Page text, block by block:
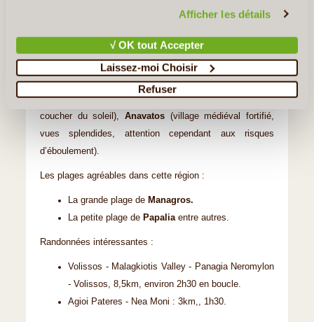
Afficher les détails
√ OK tout Accepter
Laissez-moi Choisir
Refuser
dominé par son Kastro médiéval, en ne manquant pas les
pauses suivantes :
Avgonyma(petit village adorable au bout duquel se
trouve un paysage dominant la forêt et la mer, très beau
coucher du soleil), Anavatos (village médiéval fortifié,
vues splendides, attention cependant aux risques
d’éboulement).
Les plages agréables dans cette région :
La grande plage de Managros.
La petite plage de Papaliaentre autres.
Randonnées intéressantes :
Volissos - Malagkiotis Valley - Panagia Neromylon
- Volissos, 8,5km, environ 2h30 en boucle.
Agioi Pateres - Nea Moni : 3km,, 1h30.